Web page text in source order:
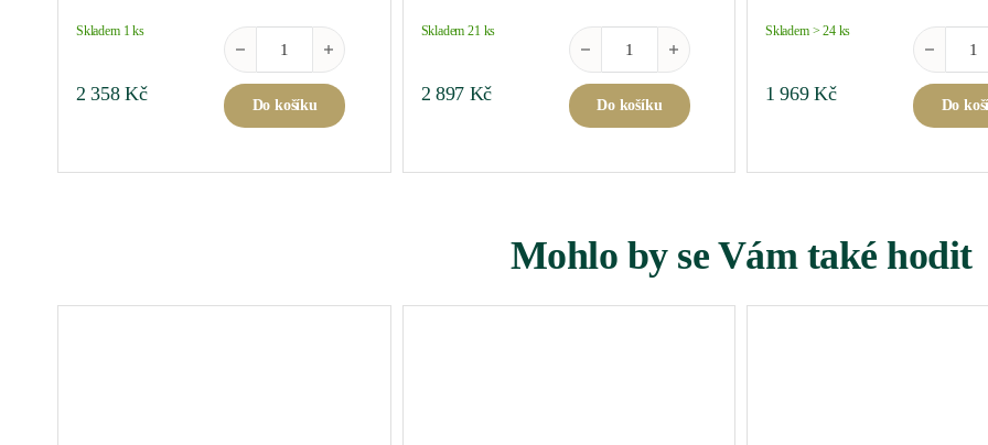
Skladem 1 ks
2 358Kč
Volnay 2021 0,75 l množství
Do košíku
Skladem 21 ks
2 897 Kč
Chassagne-Montrachet 1er Cru Clos St Jean 2022 0,75 l
Do košíku
Skladem > 24 ks
1 969Kč
Do
Mohlo by se Vám také hodit